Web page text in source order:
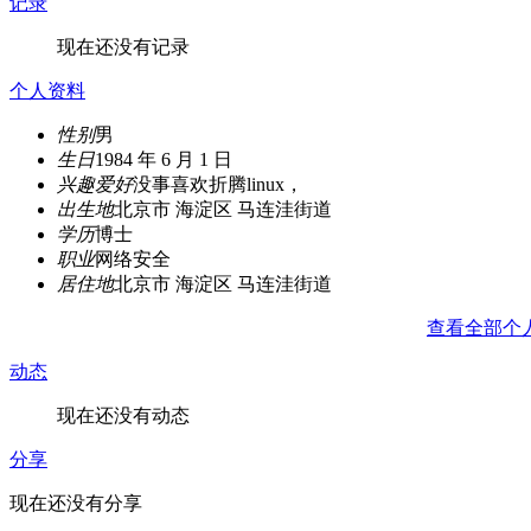
现在还没有记录
个人资料
性别男
生日1984 年 6 月 1 日
兴趣爱好没事喜欢折腾linux，
出生地北京市 海淀区 马连洼街道
学历博士
职业网络安全
居住地北京市 海淀区 马连洼街道
查看全部个
动态
现在还没有动态
分享
现在还没有分享